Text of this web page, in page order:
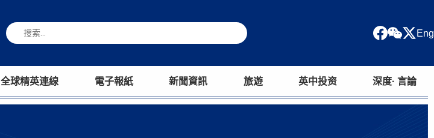
Eng
全球精英連線 電子報紙 新聞資訊 旅遊 英中投资 深度· 言論